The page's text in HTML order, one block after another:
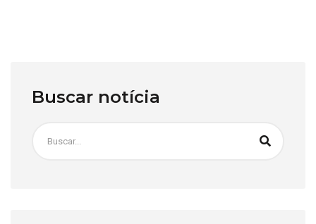
Buscar notícia